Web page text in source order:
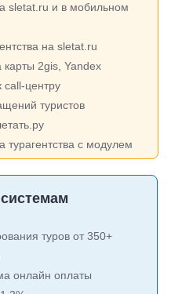
туров от 350+
онлайн оплаты
sletat.ru и в мобильном
на sletat.ru
2gis, Yandex
call-центру
туристов
турагентства с модулем